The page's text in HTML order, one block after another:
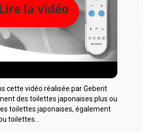
Lire la vidéo
cette vidéo réalisée par Geberit
des toilettes japonaises plus ou
toilettes japonaises, également
toilettes...